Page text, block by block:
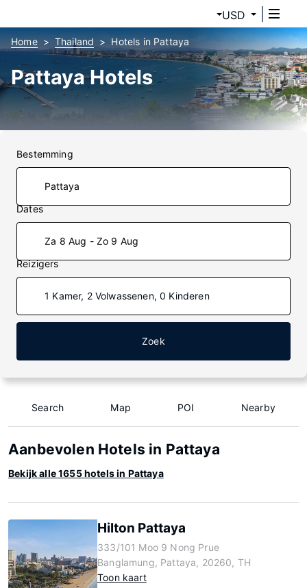
USD
Home Thailand Hotels in Pattaya
Pattaya Hotels
Bestemming
Dates
Za 8 Aug - Zo 9 Aug
Reizigers
1 Kamer, 2 Volwassenen, 0 Kinderen
Zoek
Search Map POI Nearby
Aanbevolen Hotels in Pattaya
Bekijk alle 1655 hotels in Pattaya
Hilton Pattaya
333/101 Moo 9 Nong Prue
Banglamung, Pattaya, 20260, TH
Toon kaart